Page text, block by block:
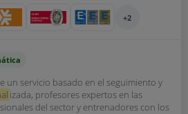
+2
un servicio basado en el seguimiento y
izada, profesores expertos en las
del sector y entrenadores con los